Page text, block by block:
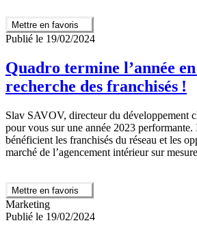
Mettre en favoris
Publié le 19/02/2024
Quadro termine l’année
recherche des franchisés !
Slav SAVOV, directeur du développement
pour vous sur une année 2023
bénéficient les franchisés du réseau et les
marché de l’agencement intérieur sur
Mettre en favoris
Marketing
Publié le 19/02/2024